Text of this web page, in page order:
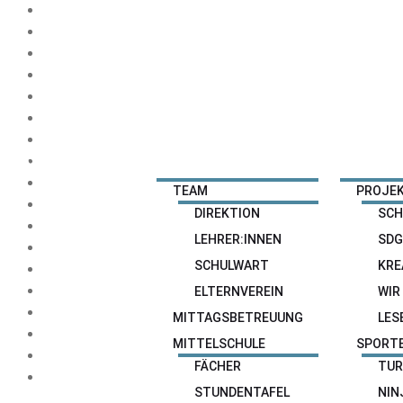
HOME
TEAM
DIREKTION
LEHRER:INNEN
SCHULWART
ELTERNVEREIN
MITTAGSBETREUUNG
MITTELSCHULE
FÄCHER
STUNDENTAFEL
WIR